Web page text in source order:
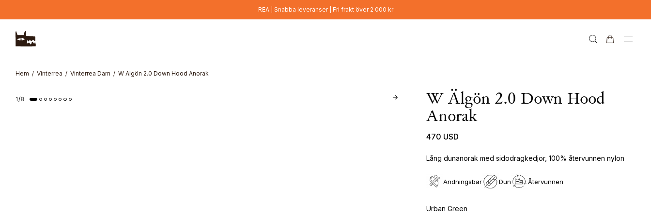
REA | Snabba leveranser | Fri frakt över 2 000 kr
Hem Vinterrea Vinterrea Dam W Älgön 2.0 Down Hood Anorak
1/8
W Älgön 2.0 Down Hood
Anorak
470 USD
Lång dunanorak med sidodragkedjor, 100% återvunnen nylon
Andningsbar Dun Återvunnen
Urban Green